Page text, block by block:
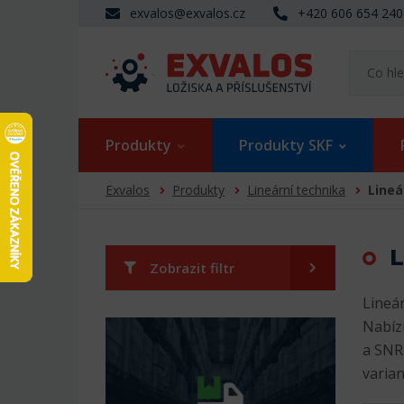
exvalos@exvalos.cz +420 606 654 240
Produkty Produkty SKF
Exvalos Produkty Lineární technika
Zobrazit filtr
a